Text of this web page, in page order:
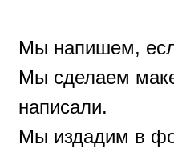
Мы напишем,
Мы сделаем
написали.
Мы издадим в